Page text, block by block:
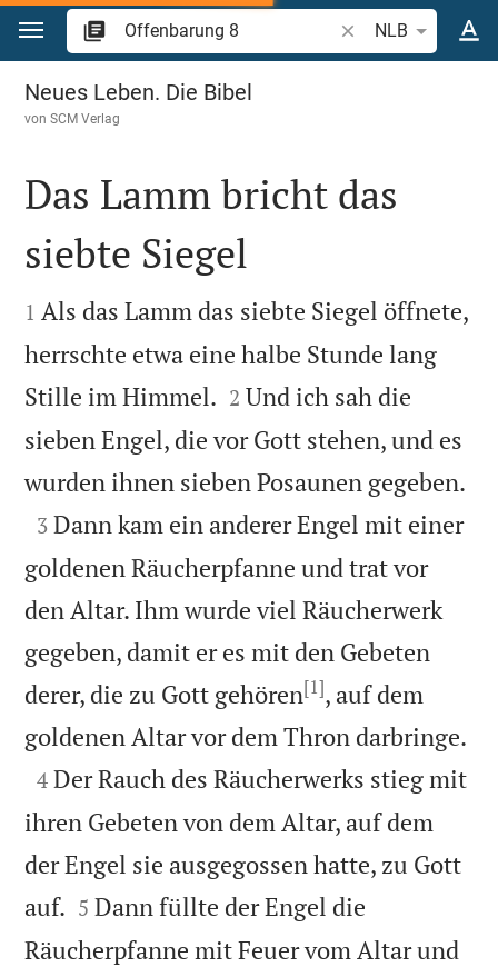
Zum Inhalt springen
Bibelstelle oder
NLB
Offenbarung 8
Neues Leben. Die Bibel
vonSCM Verlag

Das Lamm bricht das
siebte Siegel

1 Als das Lamm das siebte Siegel öffnete,
herrschte etwa eine halbe Stunde lang
Stille im Himmel. 

2 Und ich sah die
sieben Engel, die vor Gott stehen, und es
wurden ihnen sieben Posaunen gegeben.

3 Dann kam ein anderer Engel mit einer
goldenen Räucherpfanne und trat vor
den Altar. Ihm wurde viel Räucherwerk
gegeben, damit er es mit den Gebeten
derer, die zu Gott gehören[1], auf dem
goldenen Altar vor dem Thron darbringe.

4 Der Rauch des Räucherwerks stieg mit
ihren Gebeten von dem Altar, auf dem
der Engel sie ausgegossen hatte, zu Gott
auf. 

5 Dann füllte der Engel die
Räucherpfanne mit Feuer vom Altar und